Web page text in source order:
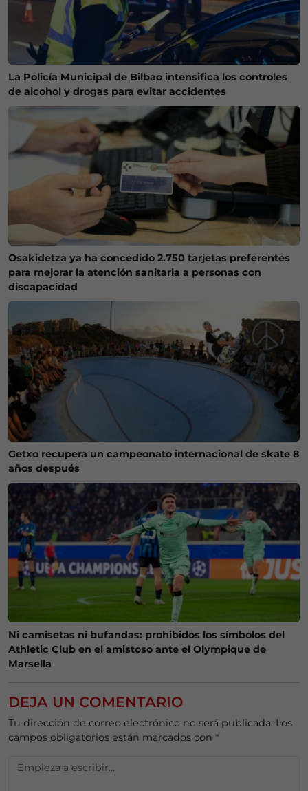
La Policía Municipal de Bilbao intensifica los controles
de alcohol y drogas para evitar accidentes
Osakidetza ya ha concedido 2.750 tarjetas preferentes
para mejorar la atención sanitaria a personas con
discapacidad
Getxo recupera un campeonato internacional de skate 8
años después
Ni camisetas ni bufandas: prohibidos los símbolos del
Athletic Club en el amistoso ante el Olympique de
Marsella
DEJA UN COMENTARIO
Tu dirección de correo electrónico no será publicada. Los
campos obligatorios están marcados con *